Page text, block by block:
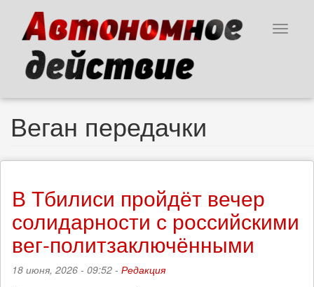
основному
содержанию
Toggle
Веган передачки
В Тбилиси пройдёт вечер
солидарности с российскими
вег-политзаключёнными
18 июня, 2026 - 09:52 - Редакция